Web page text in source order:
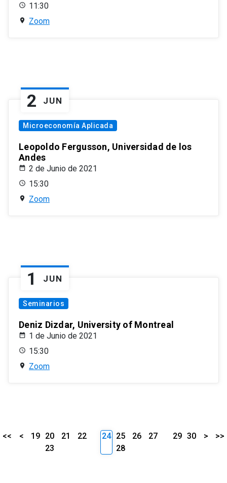
11:30
Zoom
2 JUN
Microeconomía Aplicada
Leopoldo Fergusson, Universidad de los
Andes
2 de Junio de 2021
15:30
Zoom
1 JUN
Seminarios
Deniz Dizdar, University of Montreal
1 de Junio de 2021
15:30
Zoom
<< < 19 20 21
22
23
24 25 26
27
28
29 30 > >>